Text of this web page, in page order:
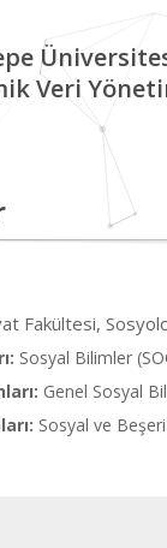
Veri
Fakültesi,
Sosyal Bilimler
Genel Sosyal
Sosyal ve